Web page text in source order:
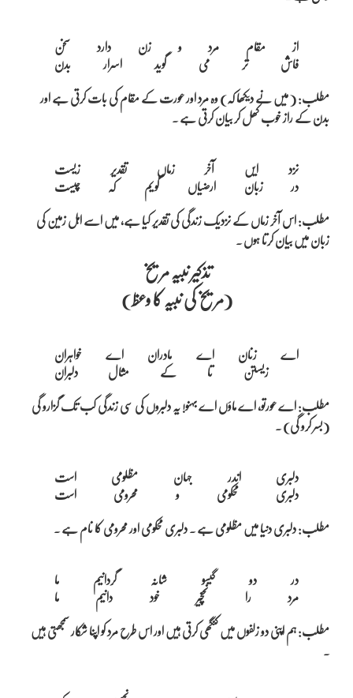
از مقام مرد و زن دارد سخن
مطلب: ( میں نے دیکھا کہ) وہ مرد اور عورت کے مقام کی بات کرتی ہے اور
بدن کے راز خوب کھل کر بیان کرتی ہے ۔
نزد ایں آخر زماں تقدیر زیست
مطلب: اس آخر زماں کے نزدیک زندگی کی تقدیر کیا ہے، میں اسے اہل زمین کی
زبان میں بیان کرتا ہوں ۔
تذکیر نبیہ مریخ
(مریخ کی نبیہ کا وعظ)
اے زنان اے مادران اے خواہران
مطلب: اے عورتو، اے ماؤں اے بہنو! یہ دلبروں کی سی زندگی کب تک گزارو گی
(بسر کرو گی) ۔
دلبری اندر جہان مظلومی است
مطلب: دلبری دنیا میں مظلومی ہے ۔ دلبری محکومی اور محرومی کا نام ہے ۔
در دو گیسو شانہ گردانیم ما
مطلب: ہم اپنی دو زلفوں میں کنگھی کرتی ہیں اور اس طرح مرد کو اپنا شکار سمجھتی ہیں
۔